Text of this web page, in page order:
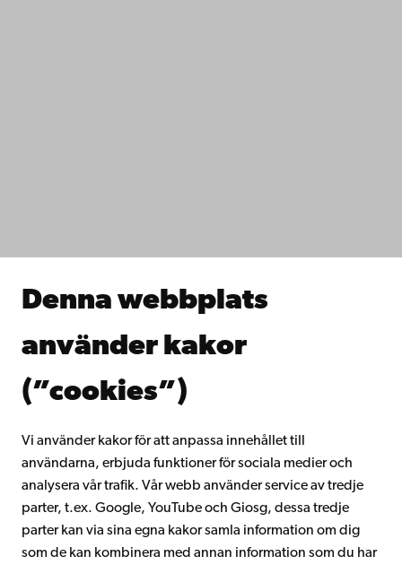
Denna webbplats
använder kakor
(”cookies”)
Vi använder kakor för att anpassa innehållet till
användarna, erbjuda funktioner för sociala medier och
analysera vår trafik. Vår webb använder service av tredje
parter, t.ex. Google, YouTube och Giosg, dessa tredje
parter kan via sina egna kakor samla information om dig
som de kan kombinera med annan information som du har
Samarbeta med oss
Kontinuerligt lärande
Gå med i Åbo Akademis alumnnätverk
Intranätet
Facebook InstagramYouTube LinkedIn Blog Snapchat